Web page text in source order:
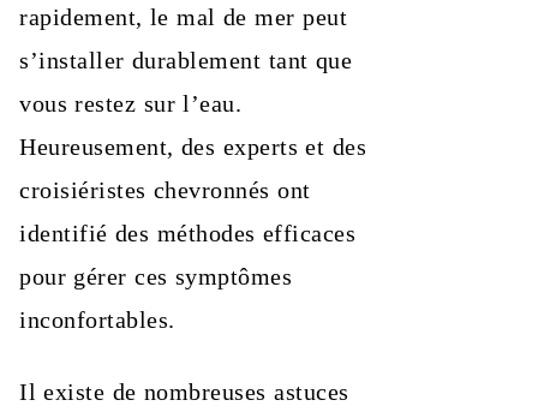
rapidement, le mal de mer peut
s’installer durablement tant que
vous restez sur l’eau.
Heureusement, des experts et des
croisiéristes chevronnés ont
identifié des méthodes efficaces
pour gérer ces symptômes
inconfortables.
Il existe de nombreuses astuces